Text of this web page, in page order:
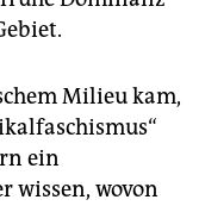
Milieu kam,
ein
wissen, wovon